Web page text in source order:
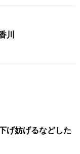
川
げ妨げるなどした